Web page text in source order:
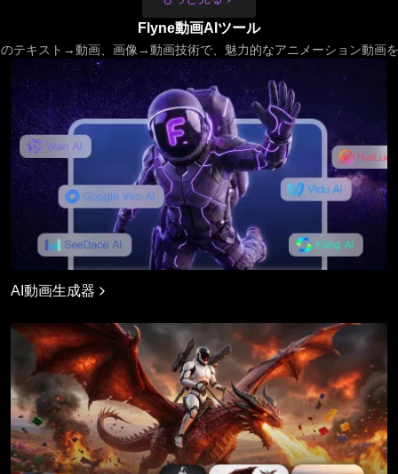
Flyne動画AIツール
テキスト→動画、画像→動画技術で、魅力的なアニメーション動画
AI動画生成器